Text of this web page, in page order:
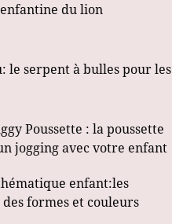
du lion
le serpent à bulles pour les
Poussette : la poussette
jogging avec votre enfant
enfant:les
formes et couleurs